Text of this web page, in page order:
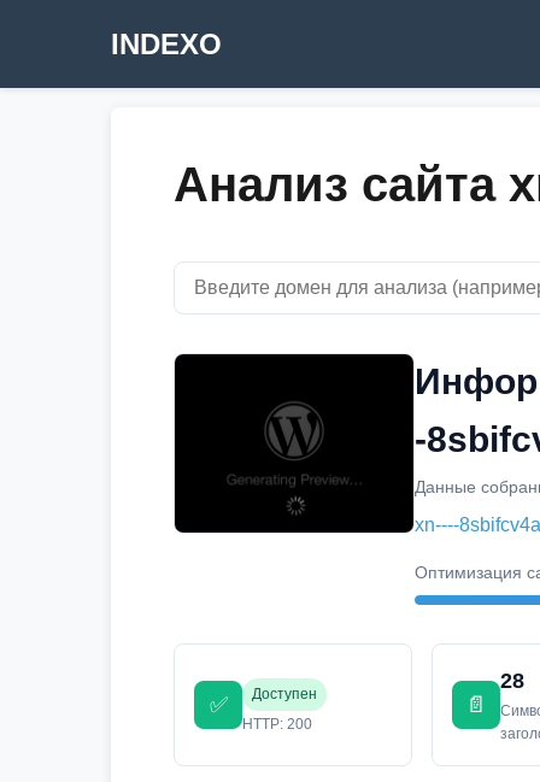
INDEXO
Анализ сайта
-
Данные
xn----
Оптимизация
✅
Доступен
HTTP: 200
📄
28